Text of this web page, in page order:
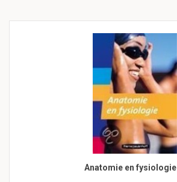
Anatomie en fysiologie